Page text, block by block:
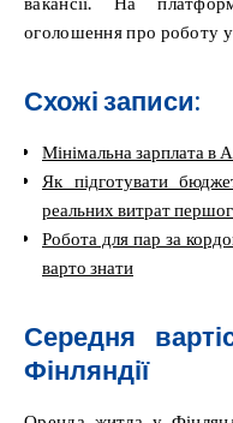
оголошення про роботу
Схожі записи:
Мінімальна зарплата в
Як підготувати
реальних витрат
Робота для пар за
варто знати
Середня
Фінляндії